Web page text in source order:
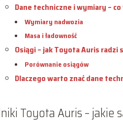
Dane techniczne i wymiary –
Wymiary nadwozia
Masa i ładowność
Osiągi – jak Toyota Auris radzi
Porównanie osiągów
Dlaczego warto znać dane
Toyota Auris – jakie